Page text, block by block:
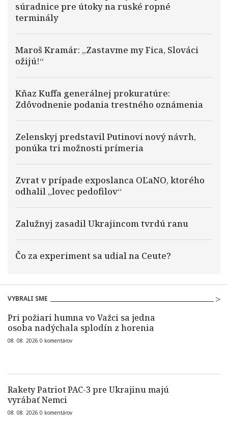
súradnice pre útoky na ruské ropné
terminály
Maroš Kramár: „Zastavme my Fica, Slováci
ožijú!“
Kňaz Kuffa generálnej prokuratúre:
Zdôvodnenie podania trestného oznámenia
Zelenskyj predstavil Putinovi nový návrh,
ponúka tri možnosti prímeria
Zvrat v prípade exposlanca OĽaNO, ktorého
odhalil „lovec pedofilov“
Zalužnyj zasadil Ukrajincom tvrdú ranu
Čo za experiment sa udial na Ceute?
VYBRALI SME
Pri požiari humna vo Važci sa jedna
osoba nadýchala splodín z horenia
08. 08. 2026 0 komentárov
Rakety Patriot PAC-3 pre Ukrajinu majú
vyrábať Nemci
08. 08. 2026 0 komentárov